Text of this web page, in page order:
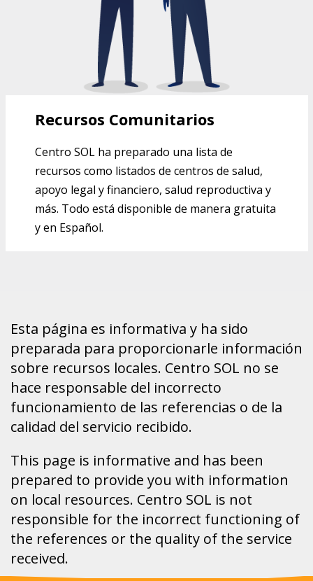
Recursos Comunitarios
Centro SOL ha preparado una lista de
recursos como listados de centros de salud,
apoyo legal y financiero, salud reproductiva y
más. Todo está disponible de manera gratuita
y en Español.
Esta página es informativa y ha sido
preparada para proporcionarle información
sobre recursos locales. Centro SOL no se
hace responsable del incorrecto
funcionamiento de las referencias o de la
calidad del servicio recibido.
This page is informative and has been
prepared to provide you with information
on local resources. Centro SOL is not
responsible for the incorrect functioning of
the references or the quality of the service
received.